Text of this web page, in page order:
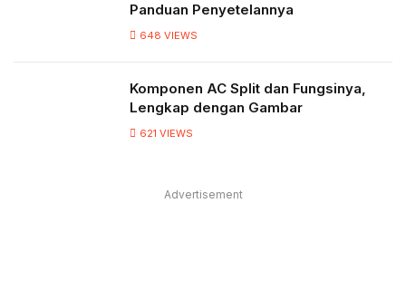
Panduan Penyetelannya
648 VIEWS
Komponen AC Split dan Fungsinya,
Lengkap dengan Gambar
621 VIEWS
Advertisement